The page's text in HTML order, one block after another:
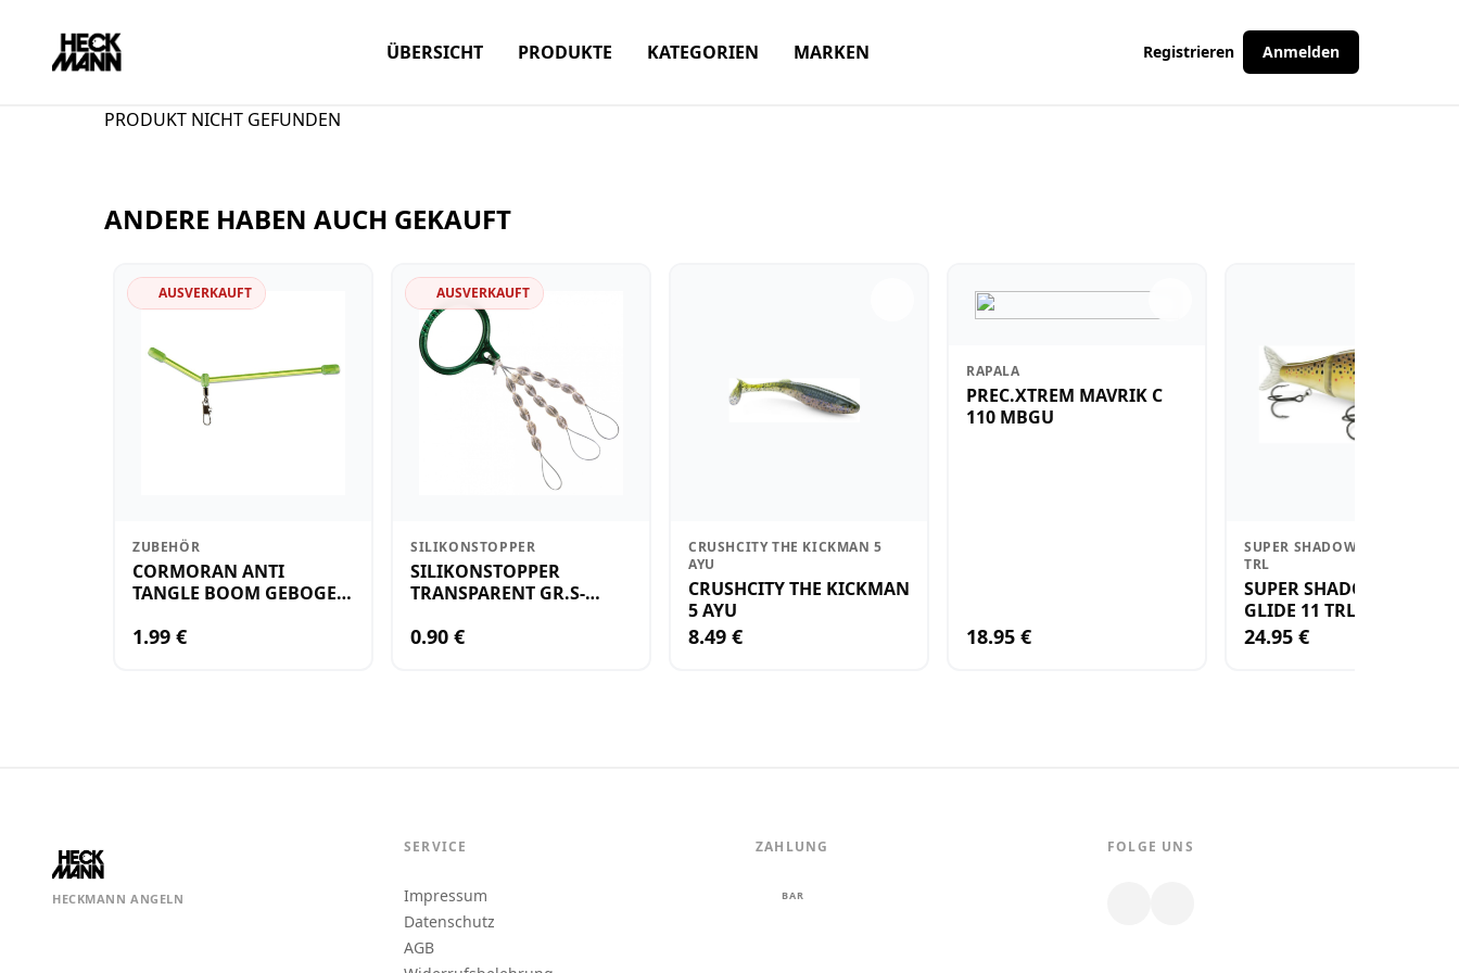
ÜBERSICHT PRODUKTE KATEGORIEN MARKEN Registrieren Anmelden
PRODUKT NICHT GEFUNDEN
ANDERE HABEN AUCH GEKAUFT
AUSVERKAUFT
ZUBEHÖR
CORMORAN ANTI
TANGLE BOOM GEBOGEN
1.99 €
AUSVERKAUFT
SILIKONSTOPPER
SILIKONSTOPPER
TRANSPARENT GR.S-
0.90 €
CRUSHCITY THE KICKMAN 5
AYU
CRUSHCITY THE KICKMAN
5 AYU
8.49 €
RAPALA
PREC.XTREM MAVRIK C
110 MBGU
18.95 €
SUPER SHADOW RAP GLIDE 11
TRL
SUPER SHADOW RAP
GLIDE 11 TRL
24.95 €
HECKMANN ANGELN
SERVICE
Impressum
Datenschutz
AGB
ZAHLUNG
BAR
FOLGE UNS